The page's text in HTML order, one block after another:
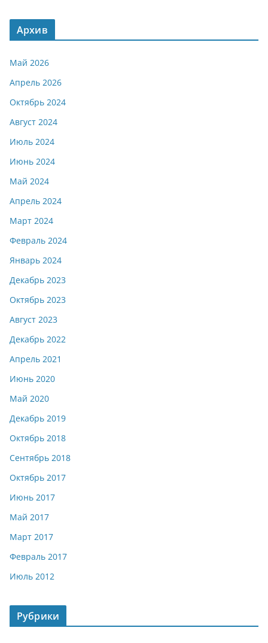
Архив
Май 2026
Апрель 2026
Октябрь 2024
Август 2024
Июль 2024
Июнь 2024
Май 2024
Апрель 2024
Март 2024
Февраль 2024
Январь 2024
Декабрь 2023
Октябрь 2023
Август 2023
Декабрь 2022
Апрель 2021
Июнь 2020
Май 2020
Декабрь 2019
Октябрь 2018
Сентябрь 2018
Октябрь 2017
Июнь 2017
Май 2017
Март 2017
Февраль 2017
Июль 2012
Рубрики